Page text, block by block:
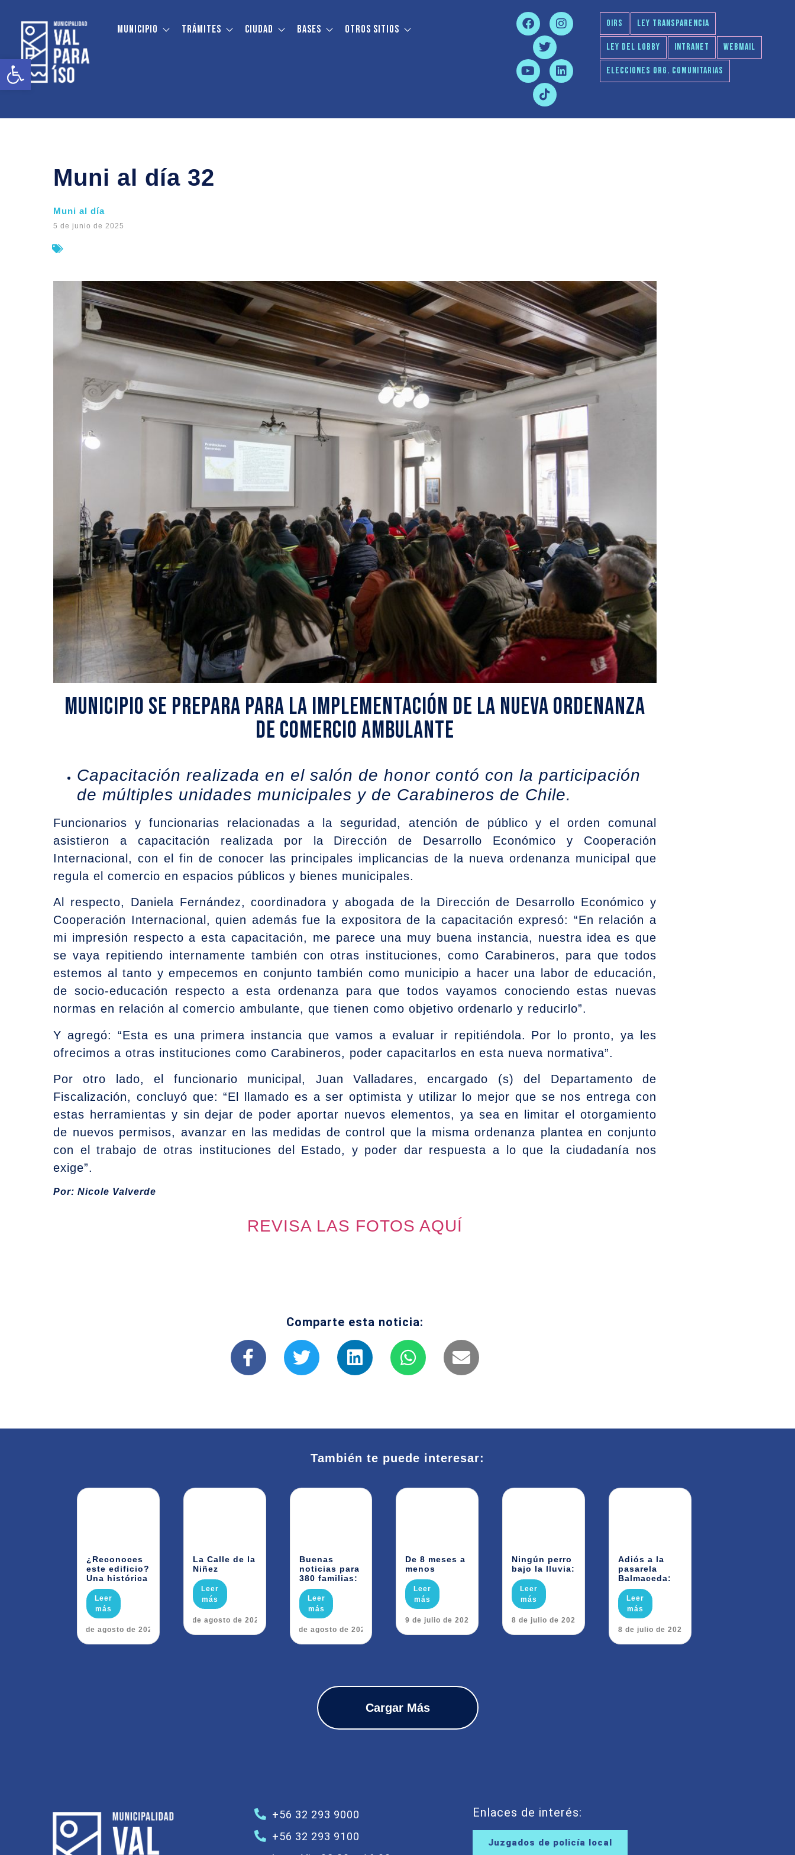
Abrir barra de herramientas
Municipio Trámites Ciudad Bases Otros sitios OIRS LEY TRANSPARENCIA
LEY DEL LOBBY INTRANET WEBMAIL
ELECCIONES ORG. COMUNITARIAS
Muni al día 32
Muni al día
5 de junio de 2025
Municipio se prepara para la implementación de la nueva ordenanza
de comercio ambulante
Capacitación realizada en el salón de honor contó con la participación
de múltiples unidades municipales y de Carabineros de Chile.
Funcionarios y funcionarias relacionadas a la seguridad, atención de público y el orden comunal
asistieron a capacitación realizada por la Dirección de Desarrollo Económico y Cooperación
Internacional, con el fin de conocer las principales implicancias de la nueva ordenanza municipal que
regula el comercio en espacios públicos y bienes municipales.
Al respecto, Daniela Fernández, coordinadora y abogada de la Dirección de Desarrollo Económico y
Cooperación Internacional, quien además fue la expositora de la capacitación expresó: “En relación a
mi impresión respecto a esta capacitación, me parece una muy buena instancia, nuestra idea es que
se vaya repitiendo internamente también con otras instituciones, como Carabineros, para que todos
estemos al tanto y empecemos en conjunto también como municipio a hacer una labor de educación,
de socio-educación respecto a esta ordenanza para que todos vayamos conociendo estas nuevas
normas en relación al comercio ambulante, que tienen como objetivo ordenarlo y reducirlo”.
Y agregó: “Esta es una primera instancia que vamos a evaluar ir repitiéndola. Por lo pronto, ya les
ofrecimos a otras instituciones como Carabineros, poder capacitarlos en esta nueva normativa”.
Por otro lado, el funcionario municipal, Juan Valladares, encargado (s) del Departamento de
Fiscalización, concluyó que: “El llamado es a ser optimista y utilizar lo mejor que se nos entrega con
estas herramientas y sin dejar de poder aportar nuevos elementos, ya sea en limitar el otorgamiento
de nuevos permisos, avanzar en las medidas de control que la misma ordenanza plantea en conjunto
con el trabajo de otras instituciones del Estado, y poder dar respuesta a lo que la ciudadanía nos
exige”.
Por: Nicole Valverde
REVISA LAS FOTOS AQUÍ
Comparte esta noticia:
También te puede interesar:
¿Reconoces
este edificio?
Una histórica
Leer
más
7 de agosto de 2026
La Calle de la
Niñez
Leer
más
6 de agosto de 2026
Buenas
noticias para
380 familias:
Leer
más
5 de agosto de 2026
De 8 meses a
menos
Leer
más
29 de julio de 2026
Ningún perro
bajo la lluvia:
Leer
más
28 de julio de 2026
Adiós a la
pasarela
Balmaceda:
Leer
más
28 de julio de 2026
Cargar Más
+56 32 293 9000
+56 32 293 9100
Enlaces de interés:
Juzgados de policía local